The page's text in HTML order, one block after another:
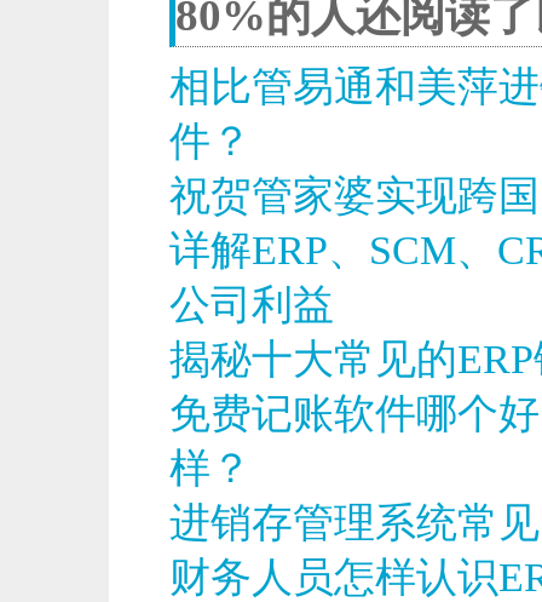
80%的人还阅读
相比管易通和美萍
件？
祝贺管家婆实现跨
详解ERP、SCM、
公司利益
揭秘十大常见的
免费记账软件哪个
样？
进销存管理系统常
财务人员怎样认识